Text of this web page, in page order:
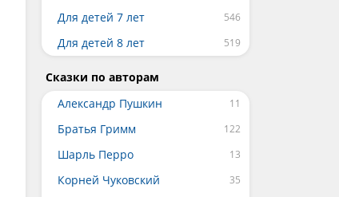
Для детей 7 лет
Для детей 8 лет
Сказки по авторам
Александр Пушкин
Братья Гримм
Шарль Перро
Корней Чуковский